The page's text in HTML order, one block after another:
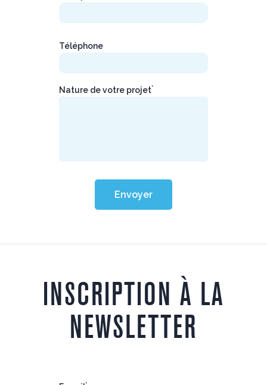
Téléphone
Nature de votre projet*
Envoyer
INSCRIPTION À LA
NEWSLETTER